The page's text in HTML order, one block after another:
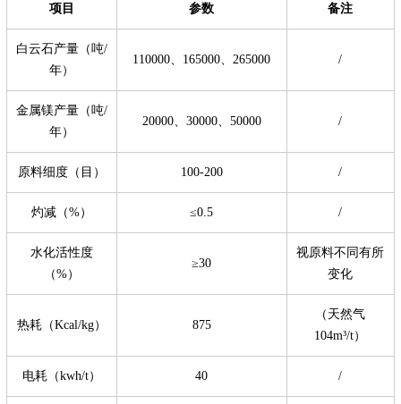
项目 参数 备注
白云石产量（吨/
年）
110000、165000、265000 /
金属镁产量（吨/
年）
20000、30000、50000 /
原料细度（目） 100-200 /
灼减（%） ≤0.5 /
水化活性度
（%）
≥30
视原料不同有所
变化
热耗（Kcal/kg） 875
（天然气
104m³/t）
电耗（kwh/t） 40 /